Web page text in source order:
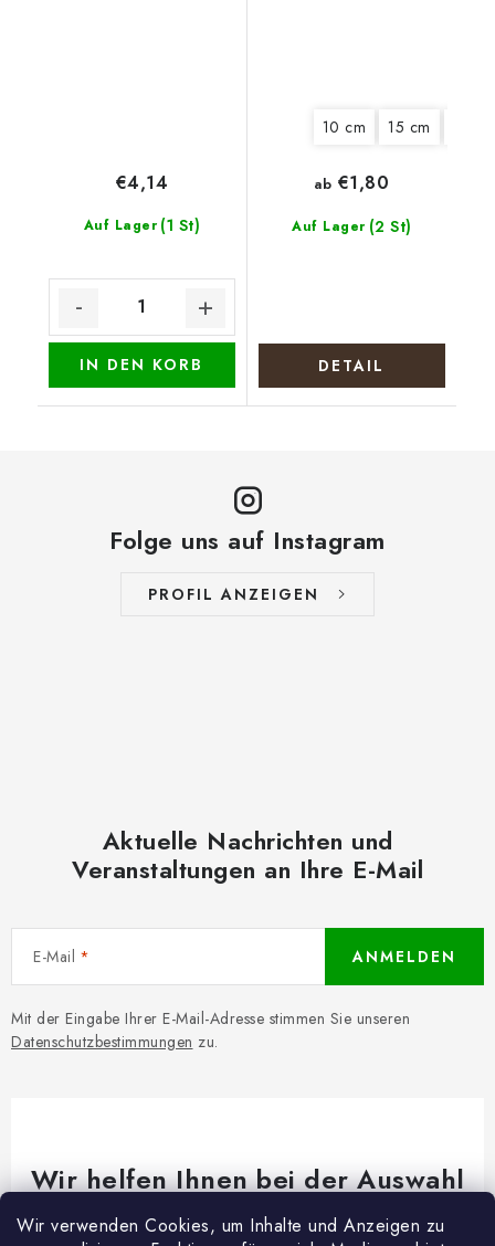
Wir verwenden Cookies, um Inhalte und Anzeigen zu
Auf Lager (1 St)
€4,14
IN DEN KORB
10 cm 15 cm
Auf Lager (2 St)
ab €1,80
DETAIL
Folge uns auf Instagram
PROFIL ANZEIGEN
Aktuelle Nachrichten und
Veranstaltungen an Ihre E-Mail
E-Mail
Mit der Eingabe Ihrer E-Mail-Adresse stimmen Sie unseren
Datenschutzbestimmungen zu.
ANMELDEN
Wir helfen Ihnen bei der Auswahl
Brauchen Sie Rat bei etwas? Wir sind für dich da!